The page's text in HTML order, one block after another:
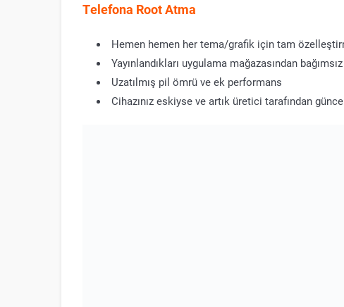
Telefona Root Atma
Hemen hemen her tema/grafik için tam
Yayınlandıkları uygulama mağazasından
Uzatılmış pil ömrü ve ek performans
Cihazınız eskiyse ve artık üretici tarafından